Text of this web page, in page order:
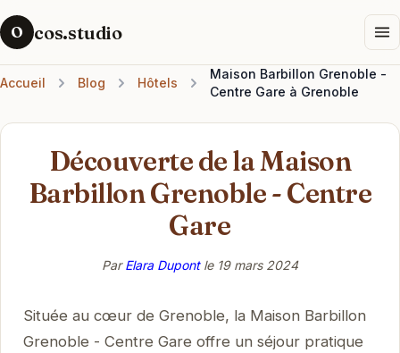
O cos.studio
Accueil Blog Hôtels
Maison Barbillon Grenoble -
Centre Gare à Grenoble
Découverte de la Maison
Barbillon Grenoble - Centre
Gare
ParElara Dupontle 19 mars 2024
Située au cœur de Grenoble, la Maison Barbillon
Grenoble - Centre Gare offre un séjour pratique